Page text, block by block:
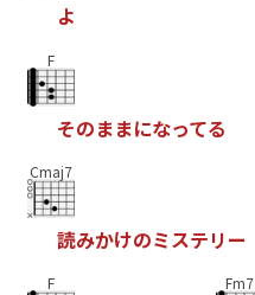
よ
F
そのままになってる
Cmaj7
読みかけのミステリー
F Fm7